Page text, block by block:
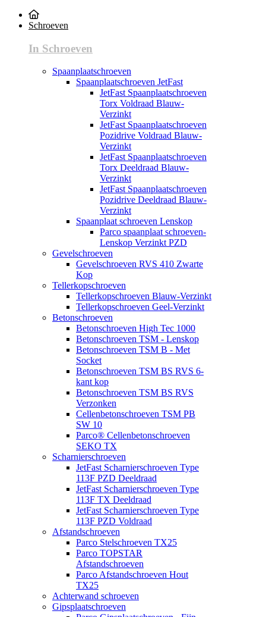
Schroeven
In Schroeven
Spaanplaatschroeven
Spaanplaatschroeven JetFast
JetFast Spaanplaatschroeven
Torx Voldraad Blauw-
Verzinkt
JetFast Spaanplaatschroeven
Pozidrive Voldraad Blauw-
Verzinkt
JetFast Spaanplaatschroeven
Torx Deeldraad Blauw-
Verzinkt
JetFast Spaanplaatschroeven
Pozidrive Deeldraad Blauw-
Verzinkt
Spaanplaat schroeven Lenskop
Parco spaanplaat schroeven-
Lenskop Verzinkt PZD
Gevelschroeven
Gevelschroeven RVS 410 Zwarte
Kop
Tellerkopschroeven
Tellerkopschroeven Blauw-Verzinkt
Tellerkopschroeven Geel-Verzinkt
Betonschroeven
Betonschroeven High Tec 1000
Betonschroeven TSM - Lenskop
Betonschroeven TSM B - Met
Socket
Betonschroeven TSM BS RVS 6-
kant kop
Betonschroeven TSM BS RVS
Verzonken
Cellenbetonschroeven TSM PB
SW 10
Parco® Cellenbetonschroeven
SEKO TX
Scharnierschroeven
JetFast Scharnierschroeven Type
113F PZD Deeldraad
JetFast Scharnierschroeven Type
113F TX Deeldraad
JetFast Scharnierschroeven Type
113F PZD Voldraad
Afstandschroeven
Parco Stelschroeven TX25
Parco TOPSTAR
Afstandschroeven
Parco Afstandschroeven Hout
TX25
Achterwand schroeven
Gipsplaatschroeven